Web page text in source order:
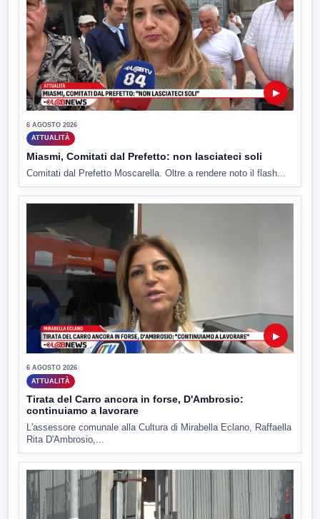
▶
6 AGOSTO 2026
ATTUALITÀ
Miasmi, Comitati dal Prefetto: non lasciateci soli
Comitati dal Prefetto Moscarella. Oltre a rendere noto il flash...
▶
6 AGOSTO 2026
ATTUALITÀ
Tirata del Carro ancora in forse, D'Ambrosio:
continuiamo a lavorare
L'assessore comunale alla Cultura di Mirabella Eclano, Raffaella
Rita D'Ambrosio,...